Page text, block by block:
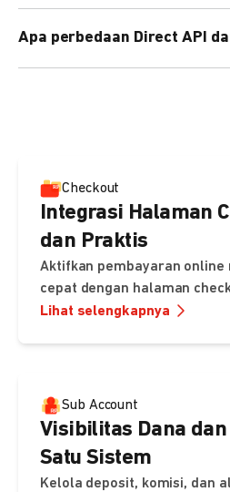
pemrograman untuk membantu
Apa perbedaan Direct API
Checkout
Integrasi Halaman
dan Praktis
Aktifkan pembayaran
cepat dengan halaman
Lihat selengkapnya
Sub Account
Visibilitas Dana
Satu Sistem
Kelola deposit, komisi, dan